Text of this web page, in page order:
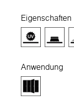
Eigenschaften
Anwendung